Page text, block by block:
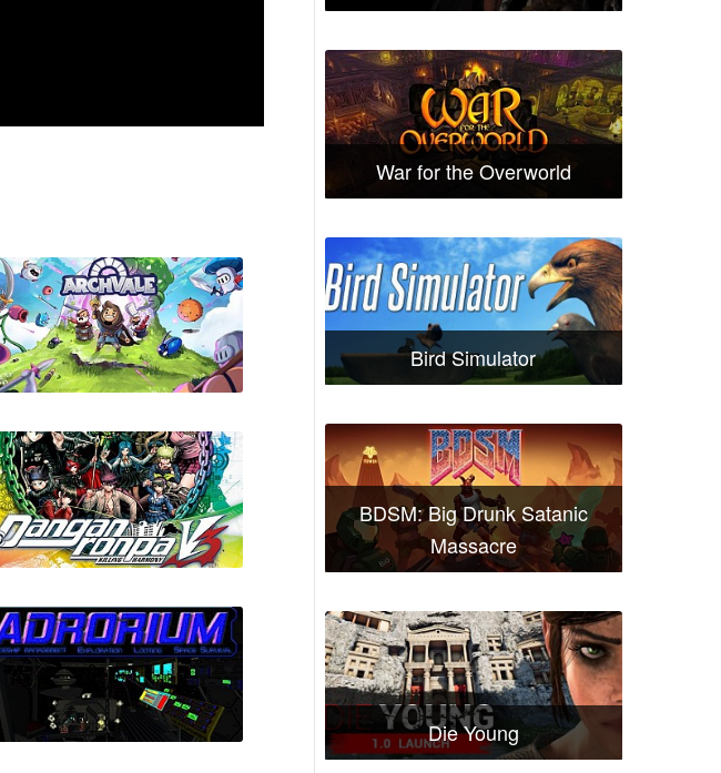
Archvale
Danganronpa V3: Killing
Harmony
War for the Overworld
Bird Simulator
BDSM: Big Drunk Satanic
Massacre
Die Young